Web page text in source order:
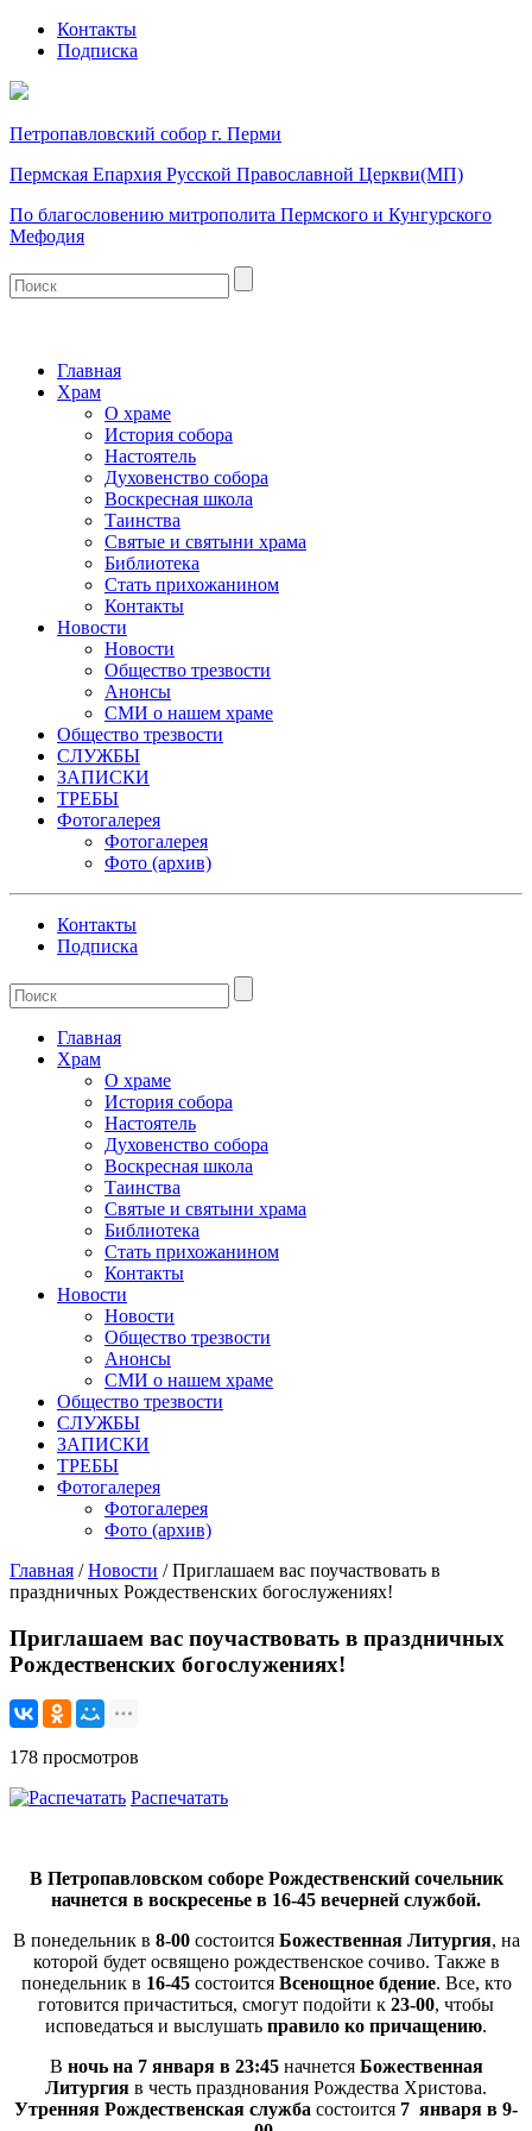
Контакты
Подписка
Петропавловский собор г. Перми
Пермская Епархия Русской Православной Церкви(МП)
По благословению митрополита Пермского и Кунгурского
Мефодия
Главная
Храм
О храме
История собора
Настоятель
Духовенство собора
Воскресная школа
Таинства
Святые и святыни храма
Библиотека
Стать прихожанином
Контакты
Новости
Новости
Общество трезвости
Анонсы
СМИ о нашем храме
Общество трезвости
СЛУЖБЫ
ЗАПИСКИ
ТРЕБЫ
Фотогалерея
Фотогалерея
Фото (архив)
Контакты
Подписка
Главная
Храм
О храме
История собора
Настоятель
Духовенство собора
Воскресная школа
Таинства
Святые и святыни храма
Библиотека
Стать прихожанином
Контакты
Новости
Новости
Общество трезвости
Анонсы
СМИ о нашем храме
Общество трезвости
СЛУЖБЫ
ЗАПИСКИ
ТРЕБЫ
Фотогалерея
Фотогалерея
Фото (архив)
Главная /Новости / Приглашаем вас поучаствовать в
праздничных Рождественских богослужениях!
Приглашаем вас поучаствовать в праздничных
Рождественских богослужениях!
178 просмотров
Распечатать
В Петропавловском соборе Рождественский сочельник
начнется в воскресенье в 16-45 вечерней службой.
В понедельник в 8-00состоится Божественная Литургия, на
которой будет освящено рождественское сочиво. Также в
понедельник в 16-45состоится Всенощное бдение. Все, кто
готовится причаститься, смогут подойти к 23-00, чтобы
исповедаться и выслушать правило ко причащению.
В ночь на 7 января в 23:45начнется Божественная
Литургия в честь празднования Рождества Христова.
Утренняя Рождественская служба состоится 7 января в 9-